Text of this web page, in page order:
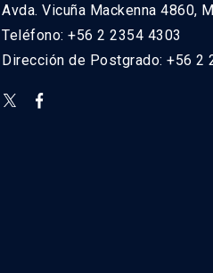
Avda. Vicuña Mackenna 4860,
Teléfono: +56 2 2354 4303
Dirección de Postgrado: +56 2